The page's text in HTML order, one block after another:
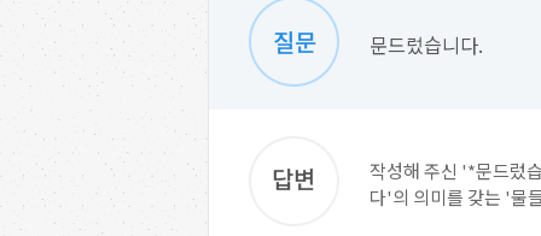
문드렀습니다.
작성해 주신 '*문드렀
다'의 의미를 갖는 '물